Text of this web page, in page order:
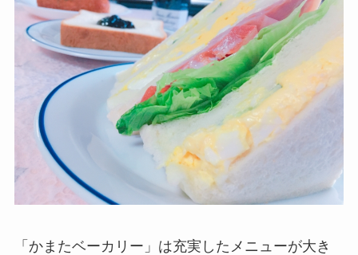
「かまたベーカリー」は充実したメニューが大き